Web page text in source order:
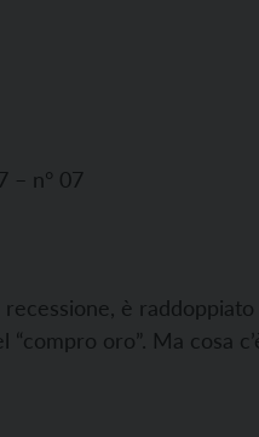
– n° 07
è
oro”. Ma cosa